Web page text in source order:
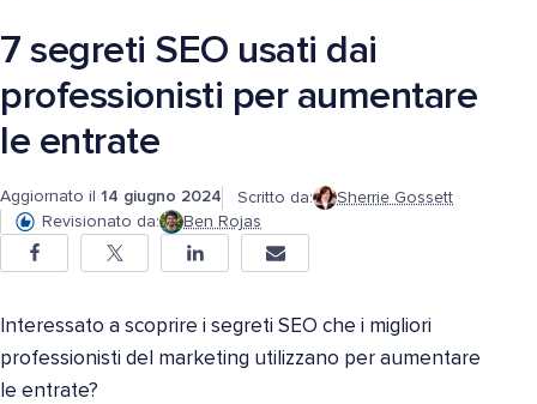
7 segreti SEO usati dai
professionisti per aumentare
le entrate
Aggiornato il 14 giugno 2024 Scritto da:
Sherrie Gossett
Revisionato da:
Ben Rojas
Interessato a scoprire i segreti SEO che i migliori
professionisti del marketing utilizzano per aumentare
le entrate?